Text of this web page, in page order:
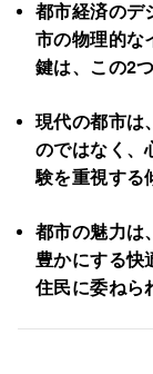
都市経済のデ
市の物理的な
鍵は、この2
現代の都市は
のではなく、
験を重視する
都市の魅力は
豊かにする快
住民に委ねら